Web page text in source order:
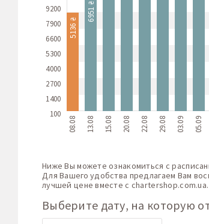
9200
7900
6600
5300
4000
2700
1400
100
5136 ₴
08.08
6951 ₴
13.08 15.08 20.08 22.08 29.08 03.09 05.09
Ниже Вы можете ознакомиться с
Для Вашего удобства предлагаем Вам
лучшей цене вместе с chartershop.com.ua.
Выберите дату, на которую